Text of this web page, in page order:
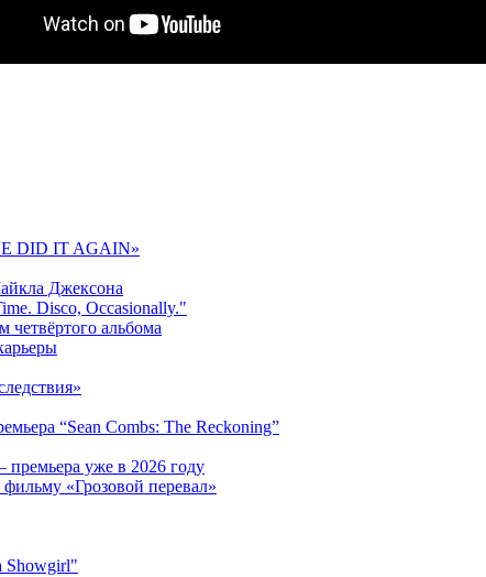
DID IT AGAIN»
Джексона
Disco, Occasionally."
альбома
“Sean Combs: The Reckoning”
уже в 2026 году
«Грозовой перевал»
Showgirl"